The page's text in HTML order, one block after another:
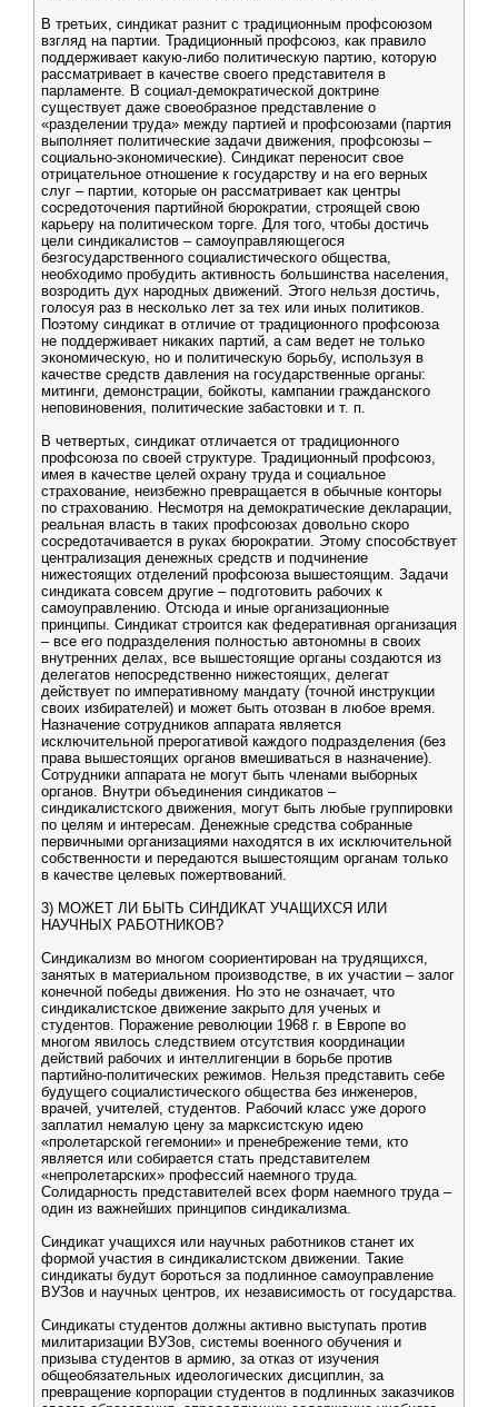
В третьих, синдикат разнит с традиционным профсоюзом
взгляд на партии. Традиционный профсоюз, как правило
поддерживает какую-либо политическую партию, которую
рассматривает в качестве своего представителя в
парламенте. В социал-демократической доктрине
существует даже своеобразное представление о
«разделении труда» между партией и профсоюзами (партия
выполняет политические задачи движения, профсоюзы –
социально-экономические). Синдикат переносит свое
отрицательное отношение к государству и на его верных
слуг – партии, которые он рассматривает как центры
сосредоточения партийной бюрократии, строящей свою
карьеру на политическом торге. Для того, чтобы достичь
цели синдикалистов – самоуправляющегося
безгосударственного социалистического общества,
необходимо пробудить активность большинства населения,
возродить дух народных движений. Этого нельзя достичь,
голосуя раз в несколько лет за тех или иных политиков.
Поэтому синдикат в отличие от традиционного профсоюза
не поддерживает никаких партий, а сам ведет не только
экономическую, но и политическую борьбу, используя в
качестве средств давления на государственные органы:
митинги, демонстрации, бойкоты, кампании гражданского
неповиновения, политические забастовки и т. п.
В четвертых, синдикат отличается от традиционного
профсоюза по своей структуре. Традиционный профсоюз,
имея в качестве целей охрану труда и социальное
страхование, неизбежно превращается в обычные конторы
по страхованию. Несмотря на демократические декларации,
реальная власть в таких профсоюзах довольно скоро
сосредотачивается в руках бюрократии. Этому способствует
централизация денежных средств и подчинение
нижестоящих отделений профсоюза вышестоящим. Задачи
синдиката совсем другие – подготовить рабочих к
самоуправлению. Отсюда и иные организационные
принципы. Синдикат строится как федеративная организация
– все его подразделения полностью автономны в своих
внутренних делах, все вышестоящие органы создаются из
делегатов непосредственно нижестоящих, делегат
действует по императивному мандату (точной инструкции
своих избирателей) и может быть отозван в любое время.
Назначение сотрудников аппарата является
исключительной прерогативой каждого подразделения (без
права вышестоящих органов вмешиваться в назначение).
Сотрудники аппарата не могут быть членами выборных
органов. Внутри объединения синдикатов –
синдикалистского движения, могут быть любые группировки
по целям и интересам. Денежные средства собранные
первичными организациями находятся в их исключительной
собственности и передаются вышестоящим органам только
в качестве целевых пожертвований.
3) МОЖЕТ ЛИ БЫТЬ СИНДИКАТ УЧАЩИХСЯ ИЛИ
НАУЧНЫХ РАБОТНИКОВ?
Синдикализм во многом соориентирован на трудящихся,
занятых в материальном производстве, в их участии – залог
конечной победы движения. Но это не означает, что
синдикалистское движение закрыто для ученых и
студентов. Поражение революции 1968 г. в Европе во
многом явилось следствием отсутствия координации
действий рабочих и интеллигенции в борьбе против
партийно-политических режимов. Нельзя представить себе
будущего социалистического общества без инженеров,
врачей, учителей, студентов. Рабочий класс уже дорого
заплатил немалую цену за марксистскую идею
«пролетарской гегемонии» и пренебрежение теми, кто
является или собирается стать представителем
«непролетарских» профессий наемного труда.
Солидарность представителей всех форм наемного труда –
один из важнейших принципов синдикализма.
Синдикат учащихся или научных работников станет их
формой участия в синдикалистском движении. Такие
синдикаты будут бороться за подлинное самоуправление
ВУЗов и научных центров, их независимость от государства.
Синдикаты студентов должны активно выступать против
милитаризации ВУЗов, системы военного обучения и
призыва студентов в армию, за отказ от изучения
общеобязательных идеологических дисциплин, за
превращение корпорации студентов в подлинных заказчиков